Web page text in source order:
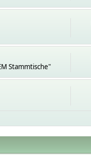
Stammtische"